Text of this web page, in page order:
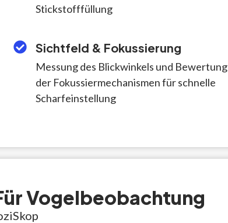
Stickstofffüllung
Sichtfeld & Fokussierung
Messung des Blickwinkels und Bewertung
der Fokussiermechanismen für schnelle
Scharfeinstellung
Vogelbeobachtung